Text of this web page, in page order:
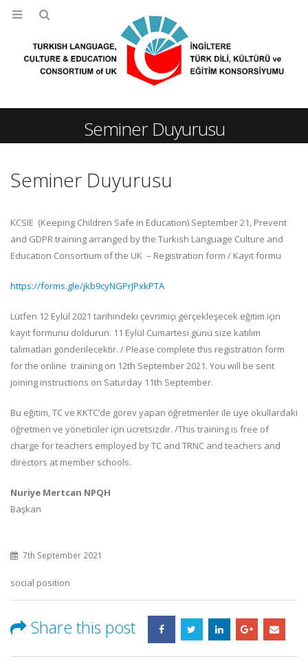
Seminer Duyurusu
Seminer Duyurusu
KCSIE (Keeping Children Safe in Education) September 21, Prevent
and GDPR training arranged by the Turkish Language Culture and
Education Consortium of the UK – Registration form / Kayıt formu
https://forms.gle/jkb9cyNGPrJPxkPTA
Lütfen 12 Eylül 2021 tarihindeki çevrimiçi gerçekleşecek eğitim için
kayıt formunu doldurun. 11 Eylül Cumartesi günü size katılım
talimatları gönderilecektir. / Please complete this registration form
for the online training on 12th September 2021. You will be sent
joining instructions on Saturday 11th September.
Bu eğitim, TC ve KKTC’de görev yapan öğretmenler ile üye okullardaki
öğretmen ve yöneticiler için ücretsizdir. /This training is free of
charge for teachers employed by TC and TRNC and teachers and
directors at member schools.
Nuriye Mertcan NPQH
Başkan
7th September 2021
social position
Share this post
Basın Açıklaması – Eylül 2025
5th September 2025
Seminer Duyurusu
7th September 2021
Üzgünüz
15th March 2021
26th December 2025
8 Aralık 2025 tarihindeki TC
Başkonsolosluğu ve KKTC
Büyükelçiliği ziyaretleri
Basın Açıklaması – 7 Eylül
7th September 2025